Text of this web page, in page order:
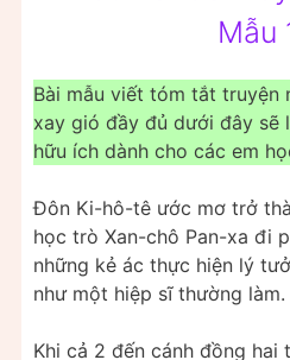
Mẫu
Bài mẫu viết tóm tắt truyện
xay gió đầy đủ dưới đây sẽ
hữu ích dành cho các em
Đôn Ki-hô-tê ước mơ trở
học trò Xan-chô Pan-xa đi
những kẻ ác thực hiện lý
như một hiệp sĩ thường làm.
Khi cả 2 đến cánh đồng hai